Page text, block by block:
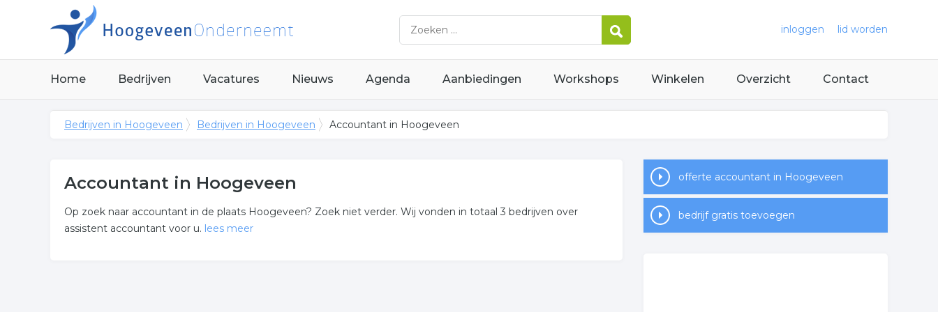
inloggen lid worden
Home Bedrijven Vacatures Nieuws Agenda Aanbiedingen Workshops Winkelen Overzicht Contact
Bedrijven in Hoogeveen Bedrijven in Hoogeveen Accountant in Hoogeveen
Accountant in Hoogeveen
Op zoek naar accountant in de plaats Hoogeveen? Zoek niet verder. Wij vonden in totaal 3 bedrijven over
assistent accountant voor u. lees meer
offerte accountant in Hoogeveen
bedrijf gratis toevoegen